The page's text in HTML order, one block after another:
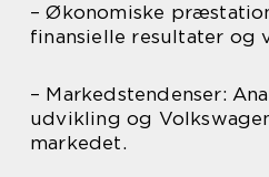
– Økonomiske
finansielle resultater og
– Markedstendenser:
udvikling og
markedet.